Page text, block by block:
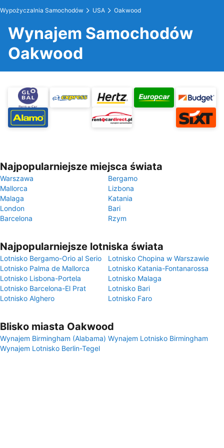
Wypożyczalnia Samochodów USA Oakwood
Wynajem Samochodów
Oakwood
Najpopularniejsze miejsca świata
Warszawa
Bergamo
Mallorca
Lizbona
Malaga
Katania
London
Bari
Barcelona
Rzym
Najpopularniejsze lotniska świata
Lotnisko Bergamo-Orio al Serio
Lotnisko Chopina w Warszawie
Lotnisko Palma de Mallorca
Lotnisko Katania-Fontanarossa
Lotnisko Lisbona-Portela
Lotnisko Malaga
Lotnisko Barcelona-El Prat
Lotnisko Bari
Lotnisko Alghero
Lotnisko Faro
Blisko miasta Oakwood
Wynajem Birmingham (Alabama) Wynajem Lotnisko Birmingham
Wynajem Lotnisko Berlin-Tegel